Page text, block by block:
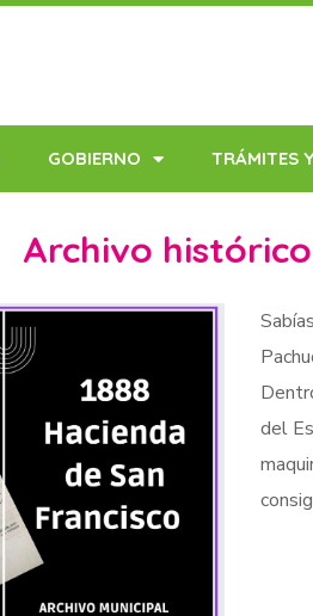
GOBIERNO TRÁMITES
Archivo
del